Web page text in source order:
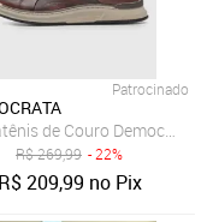
Caramelo
Patrocinado
de Couro Democrata
R$269,99 - 22%
R$209,99 no Pix